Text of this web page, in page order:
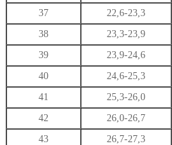
сторінці
37
22,6-23,3
38
23,3-23,9
39
23,9-24,6
40
24,6-25,3
41 25,3-26,0
42
26,0-26,7
43
26,7-27,3